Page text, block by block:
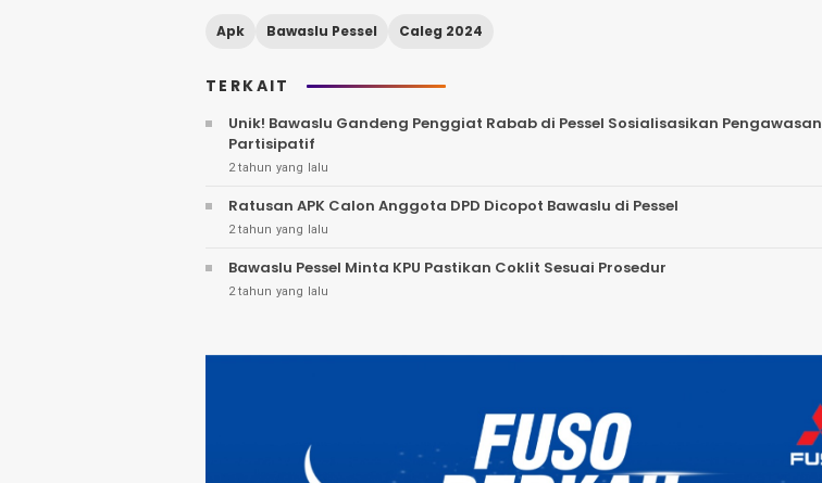
Apk Bawaslu Pessel Caleg 2024
TERKAIT
Unik! Bawaslu Gandeng Penggiat Rabab di Pessel Sosialisasikan Pengawasan
Partisipatif
2 tahun yang lalu
Ratusan APK Calon Anggota DPD Dicopot Bawaslu di Pessel
2 tahun yang lalu
Bawaslu Pessel Minta KPU Pastikan Coklit Sesuai Prosedur
2 tahun yang lalu